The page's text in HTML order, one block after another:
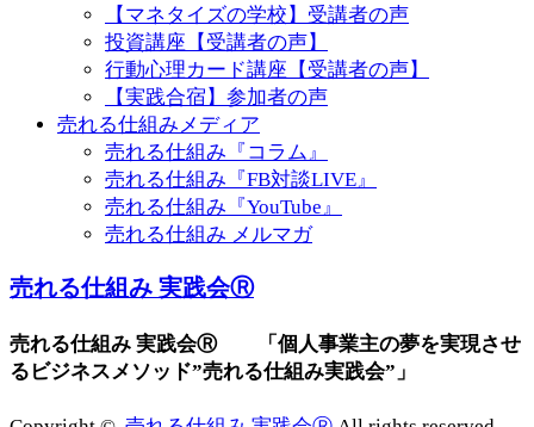
【マネタイズの学校】受講者の声
投資講座【受講者の声】
行動心理カード講座【受講者の声】
【実践合宿】参加者の声
売れる仕組みメディア
売れる仕組み『コラム』
売れる仕組み『FB対談LIVE』
売れる仕組み『YouTube』
売れる仕組み メルマガ
売れる仕組み 実践会Ⓡ
売れる仕組み 実践会Ⓡ 「個人事業主の夢を実現させ
るビジネスメソッド”売れる仕組み実践会”」